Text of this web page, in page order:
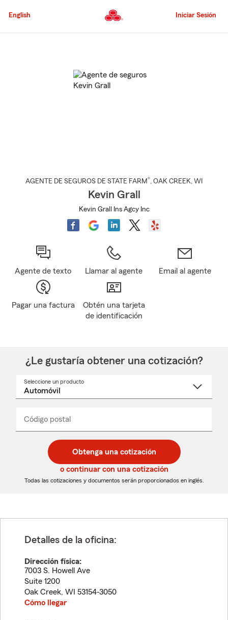
al
principal
English Iniciar Sesión
AGENTE DE SEGUROS DE STATE FARM®, OAK CREEK, WI
Kevin Grall
Kevin Grall Ins Agcy Inc
Agente de texto Llamar al agente Email al agente
Pagar una factura
Obtén una tarjeta
de identificación
¿Le gustaría obtener una cotización?
Seleccione un producto
desplegable
Código postal
de
5
dígitos
de
5
dígitos
_____
Obtenga una cotización
o continuar con una cotización
Todas las cotizaciones y documentos serán proporcionados en inglés.
Detalles de la oficina:
Dirección física:
7003 S. Howell Ave
Suite 1200
Oak Creek, WI 53154-3050
Cómo llegar